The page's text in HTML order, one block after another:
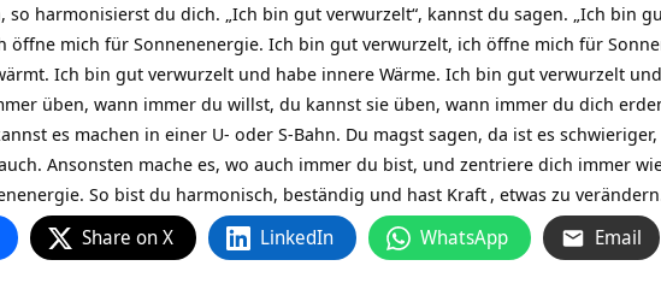
so harmonisierst du dich. „Ich bin gut verwurzelt“, kannst du sagen. „Ich bin
öffne mich für Sonnenenergie. Ich bin gut verwurzelt, ich öffne mich für
Ich bin gut verwurzelt und habe innere Wärme. Ich bin gut verwurzelt
üben, wann immer du willst, du kannst sie üben, wann immer du dich
es machen in einer U- oder S-Bahn. Du magst sagen, da ist es
Ansonsten mache es, wo auch immer du bist, und zentriere dich immer
So bist du harmonisch, beständig und hast Kraft , etwas zu
Share on X LinkedIn WhatsApp Email